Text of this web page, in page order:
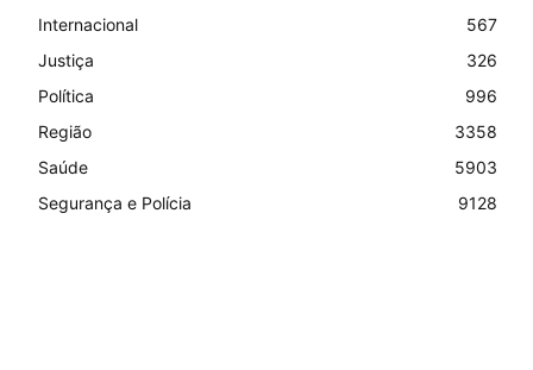
Internacional
567
Justiça
326
Política
996
Região
3358
Saúde
5903
Segurança e Polícia
9128